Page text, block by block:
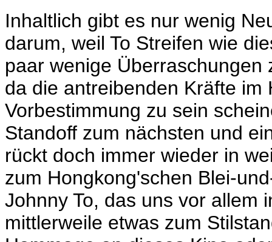
Inhaltlich gibt es nur wenig
darum, weil To Streifen wie
paar wenige
da die antreibenden Kräfte im
Vorbestimmung zu sein
Standoff zum nächsten und
rückt doch immer wieder in
zum Hongkong'schen Blei-
Johnny To, das uns vor allem
mittlerweile etwas zum